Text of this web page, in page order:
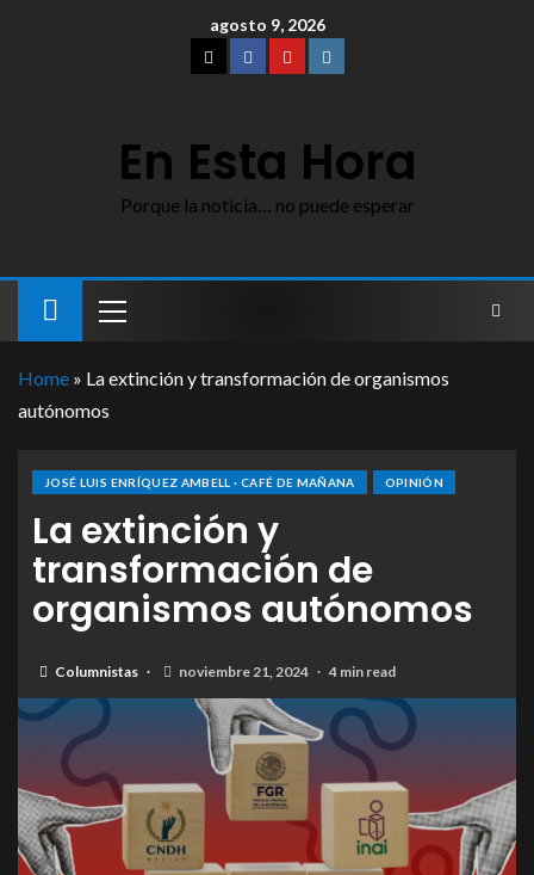
agosto 9, 2026
En Esta Hora
Porque la noticia… no puede esperar
Home » La extinción y transformación de organismos
autónomos
JOSÉ LUIS ENRÍQUEZ AMBELL · CAFÉ DE MAÑANA OPINIÓN
La extinción y
transformación de
organismos autónomos
Columnistas noviembre 21, 2024 4 min read